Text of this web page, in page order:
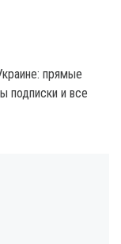
прямые
подписки и все